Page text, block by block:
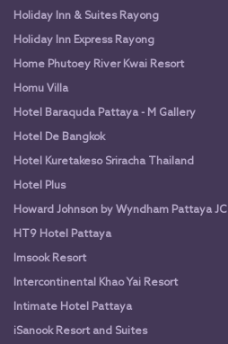
Holiday Inn & Suites Rayong
Holiday Inn Express Rayong
Home Phutoey River Kwai Resort
Homu Villa
Hotel Baraquda Pattaya - M Gallery
Hotel De Bangkok
Hotel Kuretakeso Sriracha Thailand
Hotel Plus
Howard Johnson by Wyndham Pattaya JC
HT9 Hotel Pattaya
Imsook Resort
Intercontinental Khao Yai Resort
Intimate Hotel Pattaya
iSanook Resort and Suites